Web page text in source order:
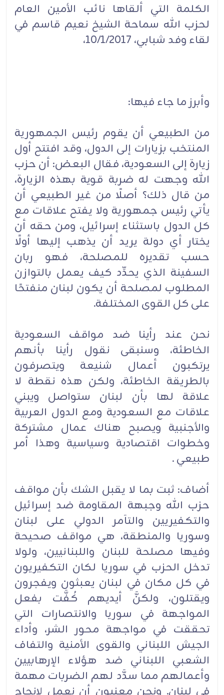
الكلمة التي ألقاها نائب الأمين العام
لحزب الله سماحة الشيخ نعيم قاسم في
لقاء وفد شبابي، 10/1/2017،
وأبرز ما جاء فيها:
من الطبيعي أن يقوم رئيس الجمهورية
المنتخب بزيارات إلى الدول، وقد افتتح أول
زيارة إلى السعودية، فقال البعض: أن حزب
الله وجهت له ضربة قوية بهذه الزيارة،
من قال ذلك؟ أصلًا من غير الطبيعي أن
يأتي رئيس جمهورية ولا يفتح علاقات مع
كل الدول باستثناء إسرائيل، ومن حقه أن
يختار أي دولة يريد أن يذهب إليها أولًا
حسب تقديره للمصلحة، فهو ربان
السفينة الذي يحدِّد كيف يعمل بالتوازن
المطلوب لمصلحة أن يكون لبنان منفتحًا
على كل القوى المختلفة.
نحن عند رأينا ضد مواقف السعودية
الخاطئة، وسنبقى نقول رأينا بأنهم
يرتكبون أعمال شنيعة ويتصرفون
بالطريقة الخاطئة، ولكن هذه نقطة لا
علاقة لها بأن لبنان ستواصل ويبني
علاقات مع السعودية ومع الدول العربية
والأجنبية ويصبح هناك عمال مشتركة
وخطوات اقتصادية وسياسية وهذا أمر
طبيعي .
أضاف: ثبت بما لا يقبل الشك بأن مواقف
حزب الله وجبهة المقاومة ضد إسرائيل
والتكفيريين والتآمر الدولي على لبنان
وسوريا والمنطقة، هي مواقف صحيحة
وفيها مصلحة للبنان واللبنانيين، ولولا
تدخل الحزب في سوريا لكان التكفيريون
في كل مكان في لبنان يعبثون ويفجرون
ويقتلون، ولكنَّ أيديهم كُفَّت بفعل
المواجهة في سوريا والانتصارات التي
تحققت في مواجهة محور الشر، وأداء
الجيش اللبناني والقوى الأمنية والتفاف
الشعبي اللبناني ضد هؤلاء الإرهابيين
وأعمالهم مما سدَّد لهم الضربات مهمة